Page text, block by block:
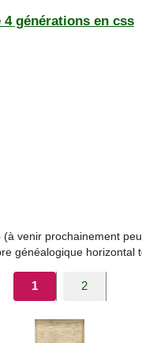
4 générations en css
venir prochainement
généalogique horizontal
1 2